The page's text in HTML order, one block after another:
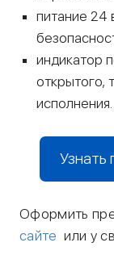
питание 24
индикатор
открытого,
исполнения.
Узнать
Оформить
сайте или у